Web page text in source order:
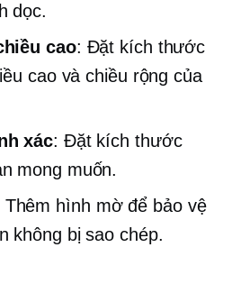
dọc.
cao: Đặt kích thước
cao và chiều rộng của
xác: Đặt kích thước
mong muốn.
Thêm hình mờ để bảo vệ
không bị sao chép.